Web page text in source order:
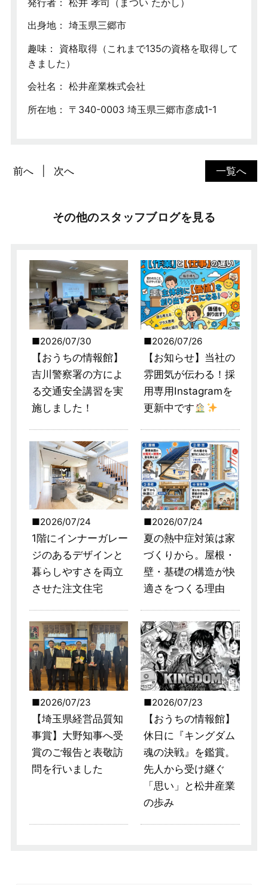
出身地： 埼玉県三郷市
趣味： 資格取得（これまで135の資格を取得して
きました）
会社名： 松井産業株式会社
所在地： 〒340-0003 埼玉県三郷市彦成1-1
一覧へ
前へ 次へ
その他のスタッフブログを見る
2026/07/30
【おうちの情報館】
吉川警察署の方によ
る交通安全講習を実
施しました！
2026/07/26
【お知らせ】当社の
雰囲気が伝わる！採
用専用Instagramを
更新中です
2026/07/24
1階にインナーガレー
ジのあるデザインと
暮らしやすさを両立
させた注文住宅
2026/07/24
夏の熱中症対策は家
づくりから。屋根・
壁・基礎の構造が快
適さをつくる理由
2026/07/23
【埼玉県経営品質知
事賞】大野知事へ受
賞のご報告と表敬訪
問を行いました
2026/07/23
【おうちの情報館】
休日に『キングダム
魂の決戦』を鑑賞。
先人から受け継ぐ
「思い」と松井産業
の歩み